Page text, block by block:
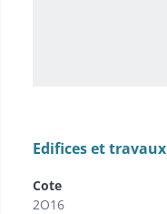
Edifices et travaux
Cote
2O16